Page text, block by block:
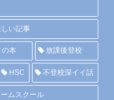
い記事
の本 放課後登校
HSC 不登校深イイ話
ムスクール